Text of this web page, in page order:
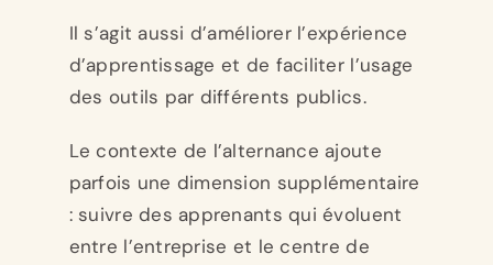
Il s’agit aussi d’améliorer l’expérience
d’apprentissage et de faciliter l’usage
des outils par différents publics.
Le contexte de l’alternance ajoute
parfois une dimension supplémentaire
: suivre des apprenants qui évoluent
entre l’entreprise et le centre de